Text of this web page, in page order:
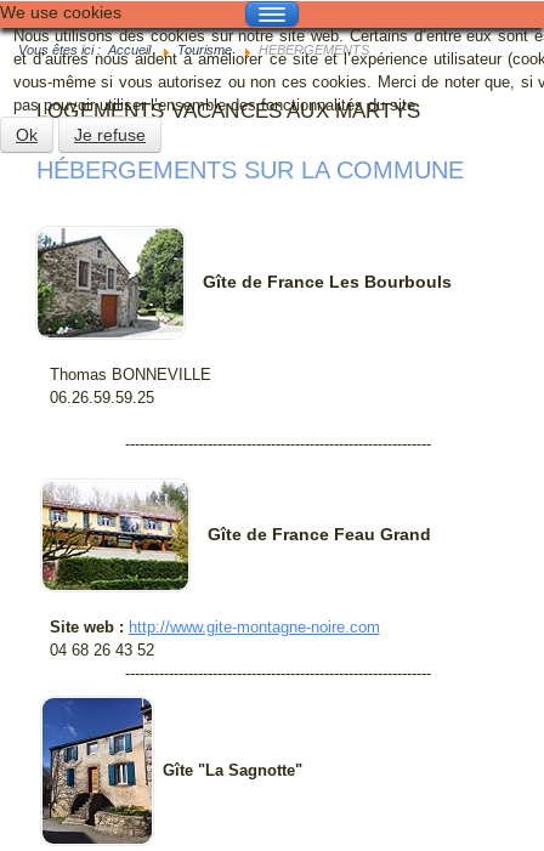
GALERIE
CONTACT
MAIRIE
VIE PRATIQUE
FESTIVITÉS
TOURISME
Vous êtes ici : Accueil Tourisme HEBERGEMENTS
LOGEMENTS VACANCES AUX MARTYS
HÉBERGEMENTS SUR LA COMMUNE
Gîte de France Les Bourbouls
Thomas BONNEVILLE
06.26.59.59.25
---------------------------------------------------------------
Gîte de France Feau Grand
Site web : http://www.gite-montagne-noire.com
04 68 26 43 52
---------------------------------------------------------------
Gîte "La Sagnotte"
We use cookies
Nous utilisons des cookies sur notre site web. Certains d’entre eux sont
et d’autres nous aident à améliorer ce site et l’expérience utilisateur
vous-même si vous autorisez ou non ces cookies. Merci de noter que, si
pas pouvoir utiliser l’ensemble des fonctionnalités du site.
Ok Je refuse